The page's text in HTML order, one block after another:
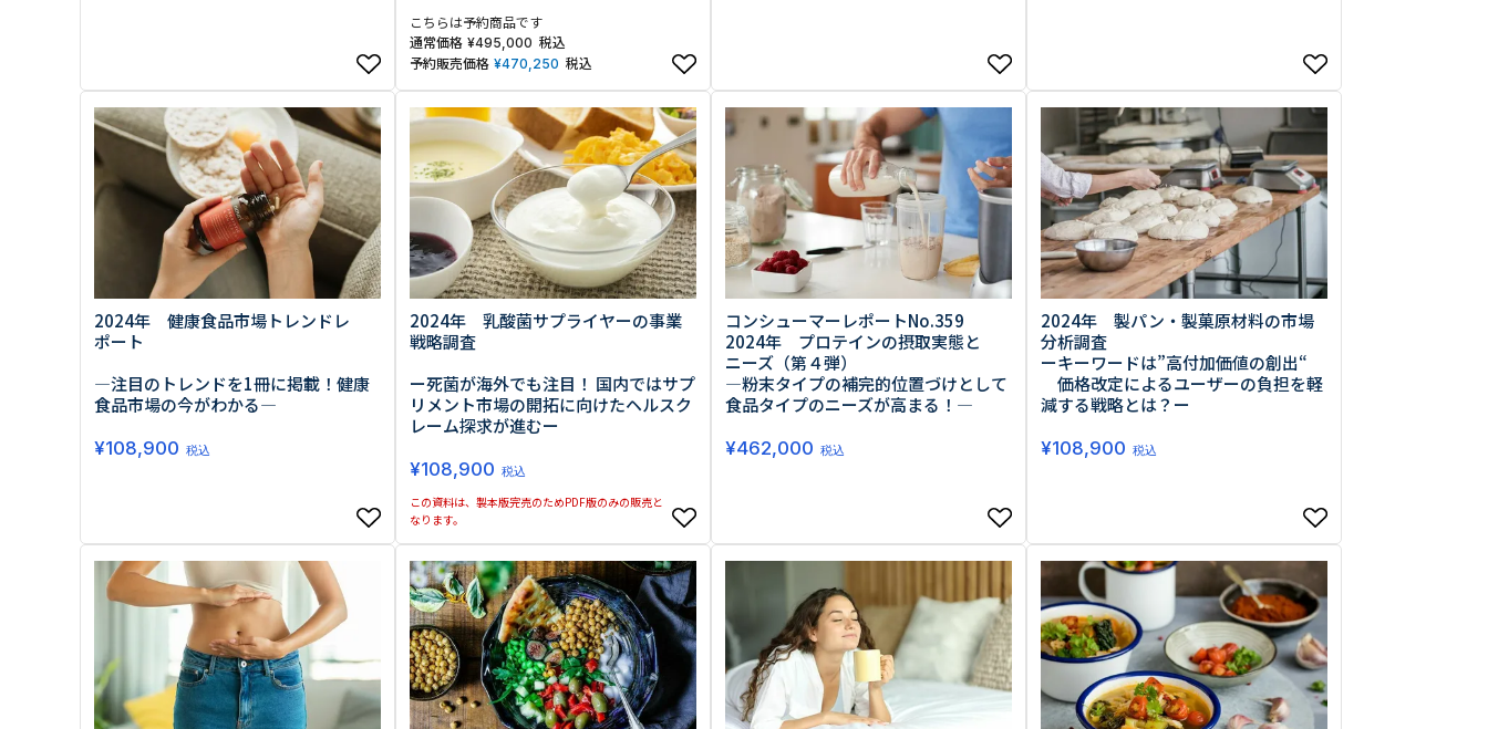
こちらは予約商品です
通常価格 ¥495,000 税込
予約販売価格 ¥470,250 税込
2024年 健康食品市場トレンドレ
ポート
―注目のトレンドを1冊に掲載！健康
食品市場の今がわかる―
¥108,900 税込
2024年 乳酸菌サプライヤーの事業
戦略調査
ー死菌が海外でも注目！ 国内ではサプ
リメント市場の開拓に向けたヘルスク
レーム探求が進むー
¥108,900 税込
この資料は、製本版完売のためPDF版のみの販売と
なります。
コンシューマーレポートNo.359
2024年 プロテインの摂取実態と
ニーズ（第４弾）
―粉末タイプの補完的位置づけとして
食品タイプのニーズが高まる！―
¥462,000 税込
2024年 製パン・製菓原材料の市場
分析調査
ーキーワードは”高付加価値の創出“
価格改定によるユーザーの負担を軽
減する戦略とは？ー
¥108,900 税込